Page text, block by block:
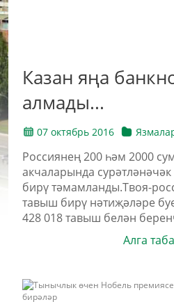
Казан яңа
алмады...
07 октябрь 2016
Россиянең 200 һәм 2000
акчаларында
бирү тәмамланды.Твоя-
тавыш бирү нәтиҗәләре
428 018 тавыш белән
Алга